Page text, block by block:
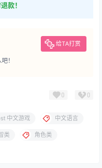
款！
给TA打赏
！
0 0
中文游戏 中文语言
类 角色类